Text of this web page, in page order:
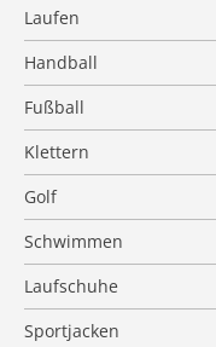
Laufen
Handball
Fußball
Klettern
Golf
Schwimmen
Laufschuhe
Sportjacken